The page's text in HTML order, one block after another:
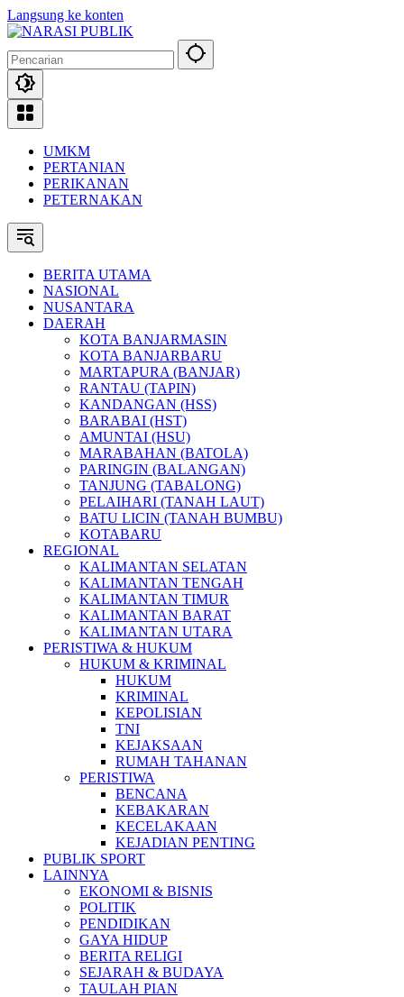
Langsung ke konten
UMKM
PERTANIAN
PERIKANAN
PETERNAKAN
BERITA UTAMA
NASIONAL
NUSANTARA
DAERAH
KOTA BANJARMASIN
KOTA BANJARBARU
MARTAPURA (BANJAR)
RANTAU (TAPIN)
KANDANGAN (HSS)
BARABAI (HST)
AMUNTAI (HSU)
MARABAHAN (BATOLA)
PARINGIN (BALANGAN)
TANJUNG (TABALONG)
PELAIHARI (TANAH LAUT)
BATU LICIN (TANAH BUMBU)
KOTABARU
REGIONAL
KALIMANTAN SELATAN
KALIMANTAN TENGAH
KALIMANTAN TIMUR
KALIMANTAN BARAT
KALIMANTAN UTARA
PERISTIWA & HUKUM
HUKUM & KRIMINAL
HUKUM
KRIMINAL
KEPOLISIAN
TNI
KEJAKSAAN
RUMAH TAHANAN
PERISTIWA
BENCANA
KEBAKARAN
KECELAKAAN
KEJADIAN PENTING
PUBLIK SPORT
LAINNYA
EKONOMI & BISNIS
POLITIK
PENDIDIKAN
GAYA HIDUP
BERITA RELIGI
SEJARAH & BUDAYA
TAULAH PIAN